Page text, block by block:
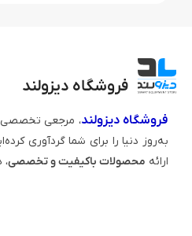
فروشگاه دیزولند
فروشگاه دیزولند، مرجعی تخصصی
به‌روز دنیا را برای شما گردآوری
ارائه محصولات باکیفیت و تخصصی،